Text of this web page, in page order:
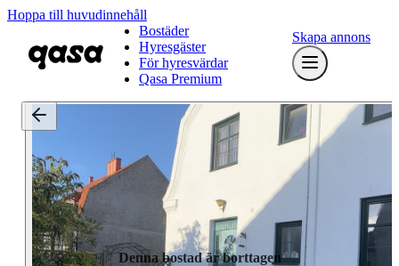
Hoppa till huvudinnehåll
Bostäder
Hyresgäster
För hyresvärdar
Qasa Premium
Skapa annons
Denna bostad är borttagen